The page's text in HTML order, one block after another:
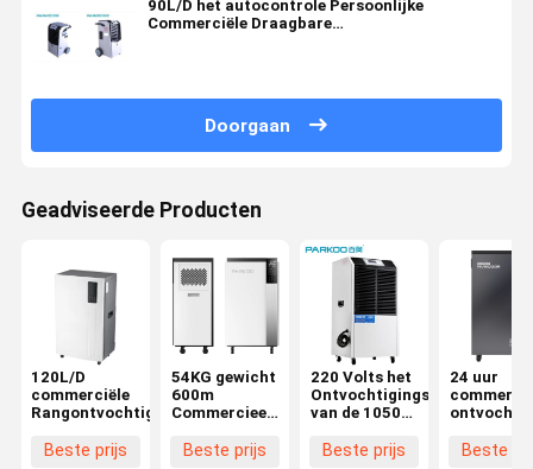
90L/D het autocontrole Persoonlijke
Commerciële Draagbare
Doorgaan
Geadviseerde Producten
120L/D
commerciële
Rangontvochtigingstoestel
Beste prijs
54KG gewicht
600m
Commercieel
Ontvochtigingstoestel
Beste prijs
220 Volts het
Ontvochtigingstoestel
van de 1050
Commerciële
Beste prijs
24 uur
dekking
Beste